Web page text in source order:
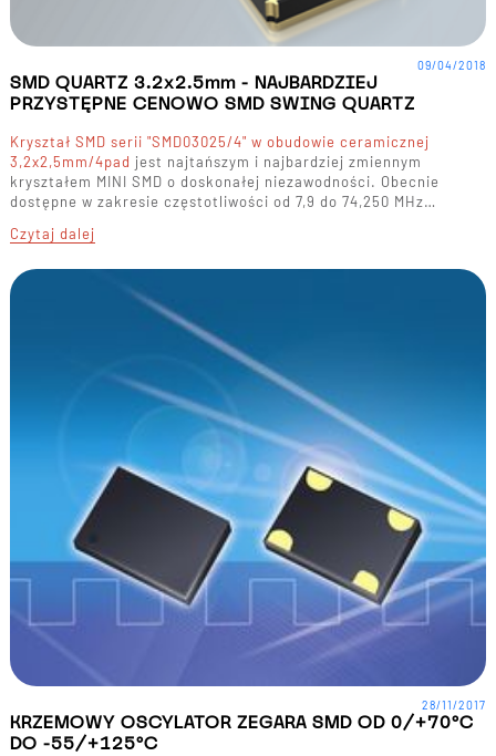
SMD QUARTZ 3.2x2.5mm - NAJBARDZIEJ
PRZYSTĘPNE CENOWO SMD SWING QUARTZ
Kryształ SMD serii "SMD03025/4" w obudowie ceramicznej
3,2x2,5mm/4pad jest najtańszym i najbardziej zmiennym
kryształem MINI SMD o doskonałej niezawodności. Obecnie
dostępne w zakresie częstotliwości od 7,9 do 74,250 MHz…
Czytaj dalej
09/04/2018
KRZEMOWY OSCYLATOR ZEGARA SMD OD 0/+70°C
DO -55/+125°C
28/11/2017